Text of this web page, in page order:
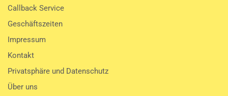
Callback Service
Geschäftszeiten
Impressum
Kontakt
Privatsphäre und Datenschutz
Über uns